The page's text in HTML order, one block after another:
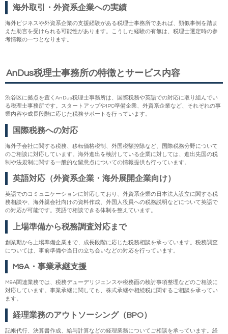
海外取引・外資系企業への実績
海外ビジネスや外資系企業の支援経験がある税理士事務所であれば、類似事例を踏ま
えた助言を受けられる可能性があります。こうした経験の有無は、税理士選定時の参
考情報の一つとなります。
AnDus税理士事務所の特徴とサービス内容
渋谷区に拠点を置くAnDus税理士事務所は、国際税務や英語での対応に取り組んでい
る税理士事務所です。スタートアップやIPO準備企業、外資系企業など、それぞれの事
業内容や成長段階に応じた税務サポートを行っています。
国際税務への対応
海外子会社に関する税務、移転価格税制、外国税額控除など、国際税務分野について
のご相談に対応しています。海外進出を検討している企業に対しては、進出先国の税
制や法規制に関する一般的な留意点についての情報提供も行っています。
英語対応（外資系企業・海外展開企業向け）
英語でのコミュニケーションに対応しており、外資系企業の日本法人設立に関する税
務相談や、海外親会社向けの資料作成、外国人役員への税務説明などについて英語で
の対応が可能です。英語で相談できる体制を整えています。
上場準備から税務調査対応まで
創業期から上場準備企業まで、成長段階に応じた税務相談を承っています。税務調査
については、事前準備や当日の立ち会いなどの対応を行っています。
M&A・事業承継支援
M&A関連業務では、税務デューデリジェンスや税務面の検討事項整理などのご相談に
対応しています。事業承継に関しても、株式承継や相続税に関するご相談を承ってい
ます。
経理業務のアウトソーシング（BPO）
記帳代行、決算書作成、給与計算などの経理業務についてご相談を承っています。経